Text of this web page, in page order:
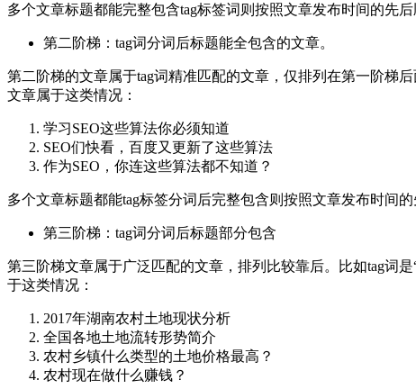
多个文章标题都能完整包含tag标签词则按照文章发布时间的先
第二阶梯：tag词分词后标题能全包含的文章。
第二阶梯的文章属于tag词精准匹配的文章，仅排列在第一阶梯
文章属于这类情况：
学习SEO这些算法你必须知道
SEO们快看，百度又更新了这些算法
作为SEO，你连这些算法都不知道？
多个文章标题都能tag标签分词后完整包含则按照文章发布时间
第三阶梯：tag词分词后标题部分包含
第三阶梯文章属于广泛匹配的文章，排列比较靠后。比如tag词
于这类情况：
2017年湖南农村土地现状分析
全国各地土地流转形势简介
农村乡镇什么类型的土地价格最高？
农村现在做什么赚钱？